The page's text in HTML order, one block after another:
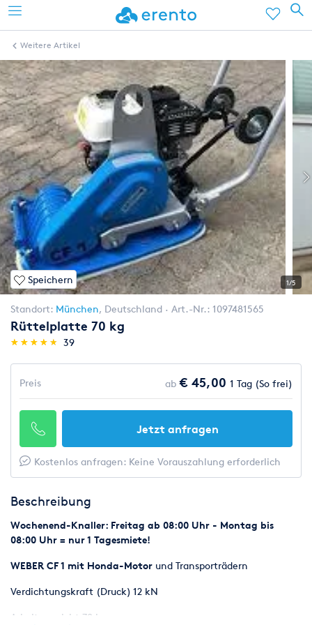
Weitere Artikel
Speichern 1/5
Standort: München, Deutschland Art.-Nr.: 1097481565
Rüttelplatte 70 kg
(*)
★
★
(*)★
★
(*) ★
★
(*) ★
★
(*) ★
★ 39
Preis ab € 45,00 1 Tag (So frei)
Jetzt anfragen
Kostenlos anfragen: Keine Vorauszahlung erforderlich
Beschreibung
Wochenend-Knaller: Freitag ab 08:00 Uhr - Montag bis
08:00 Uhr = nur 1 Tagesmiete!
WEBER CF 1 mit Honda-Motor und Transporträdern
Verdichtungskraft (Druck) 12 kN
Arbeitsgewicht 70 kg